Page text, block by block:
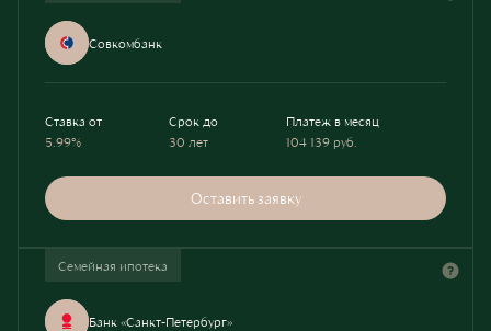
Совкомбанк
Ставка от
5.99%
Срок до
30 лет
Платеж в месяц
104 139 руб.
Оставить заявку
Семейная ипотека
Банк «Санкт-Петербург»